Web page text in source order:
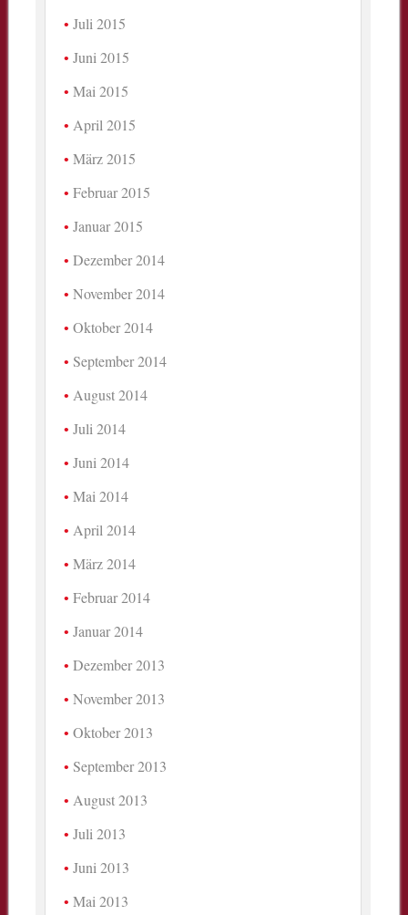
Juli 2015
Juni 2015
Mai 2015
April 2015
März 2015
Februar 2015
Januar 2015
Dezember 2014
November 2014
Oktober 2014
September 2014
August 2014
Juli 2014
Juni 2014
Mai 2014
April 2014
März 2014
Februar 2014
Januar 2014
Dezember 2013
November 2013
Oktober 2013
September 2013
August 2013
Juli 2013
Juni 2013
Mai 2013